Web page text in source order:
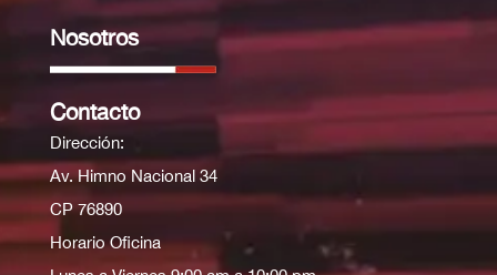
Nosotros
Contacto
Dirección:
Av. Himno Nacional 34
CP 76890
Horario Oficina